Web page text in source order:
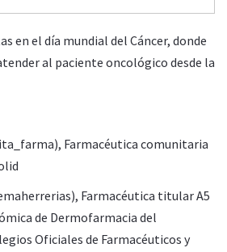
en el día mundial del Cáncer, donde
al paciente oncológico desde la
Farmacéutica comunitaria
Farmacéutica titular A5
de Dermofarmacia del
Oficiales de Farmacéuticos y